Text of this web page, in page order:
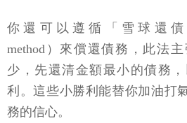
你還可以遵循「雪球還債
method）來償還債務，此法
少，先還清金額最小的債務
利。這些小勝利能替你加油打
務的信心。